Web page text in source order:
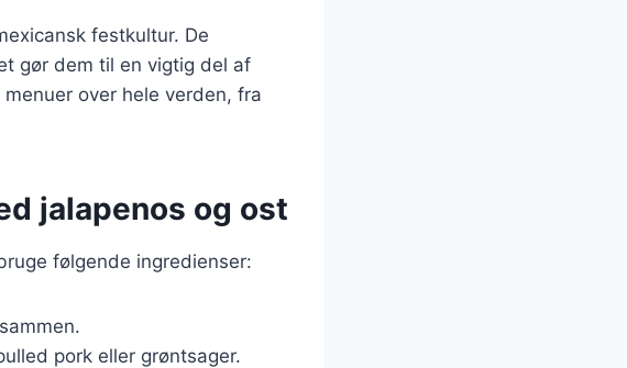
festkultur. De
gør dem til en vigtig del af
over hele verden, fra
jalapenos og ost
følgende ingredienser:
pork eller grøntsager.